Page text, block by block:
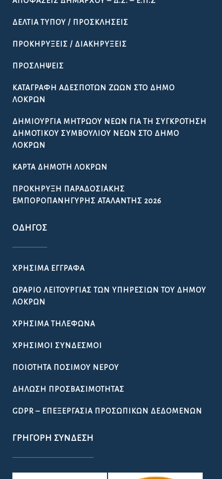
ΔΕΛΤΊΑ ΤΎΠΟΥ / ΠΡΟΣΚΛΉΣΕΙΣ
ΠΡΟΚΗΡΎΞΕΙΣ / ΔΙΑΚΗΡΎΞΕΙΣ
ΠΡΟΣΛΉΨΕΙΣ
ΚΑΤΑΓΡΑΦΉ ΑΔΈΣΠΟΤΩΝ ΖΏΩΝ ΣΤΟ ΔΉΜΟ
ΛΟΚΡΏΝ
ΔΗΜΙΟΥΡΓΊΑ ΜΗΤΡΏΟΥ ΝΈΩΝ ΓΙΑ ΤΗ ΣΥΓΚΡΌΤΗΣΗ
ΔΗΜΟΤΙΚΟΎ ΣΥΜΒΟΥΛΊΟΥ ΝΈΩΝ ΣΤΟ ΔΉΜΟ
ΛΟΚΡΏΝ
ΚΆΡΤΑ ΔΗΜΌΤΗ ΛΟΚΡΏΝ
ΠΡΟΚΉΡΥΞΗ ΠΑΡΑΔΟΣΙΑΚΉΣ
ΕΜΠΟΡΟΠΑΝΉΓΥΡΗΣ ΑΤΑΛΆΝΤΗΣ 2026
ΟΔΗΓΌΣ
ΧΡΉΣΙΜΑ ΈΓΓΡΑΦΑ
ΩΡΆΡΙΟ ΛΕΙΤΟΥΡΓΊΑΣ ΤΩΝ ΥΠΗΡΕΣΙΏΝ ΤΟΥ ΔΉΜΟΥ
ΛΟΚΡΏΝ
ΧΡΉΣΙΜΑ ΤΗΛΈΦΩΝΑ
ΧΡΉΣΙΜΟΙ ΣΎΝΔΕΣΜΟΙ
ΠΟΙΌΤΗΤΑ ΠΌΣΙΜΟΥ ΝΕΡΟΎ
ΔΉΛΩΣΗ ΠΡΟΣΒΑΣΙΜΌΤΗΤΑΣ
GDPR – ΕΠΕΞΕΡΓΑΣΙΑ ΠΡΟΣΩΠΙΚΩΝ ΔΕΔΟΜΕΝΩΝ
ΓΡΉΓΟΡΗ ΣΎΝΔΕΣΗ